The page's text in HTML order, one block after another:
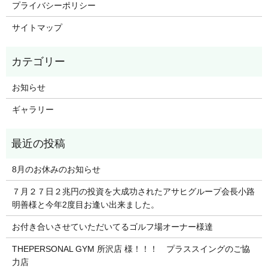
プライバシーポリシー
サイトマップ
お知らせ
ギャラリー
8月のお休みのお知らせ
７月２７日２兆円の投資を大成功されたアサヒグループ会長小路
明善様と今年2度目お逢い出来ました。
お付き合いさせていただいてるゴルフ場オーナー様達
THEPERSONAL GYM 所沢店 様！！！ プラススイングのご協
力店